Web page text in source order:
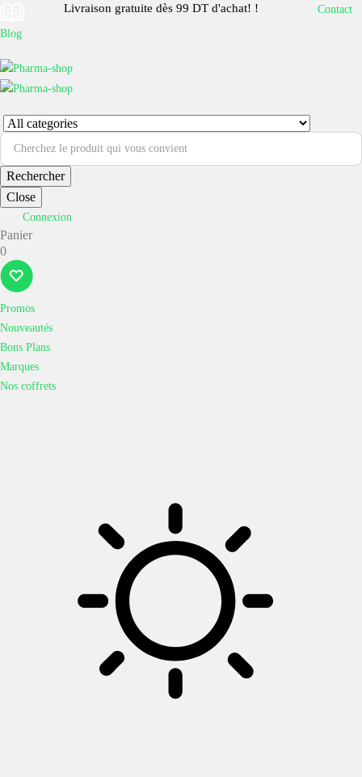
Blog
Livraison gratuite dès 99 DT d'achat! ! Contact
Rechercher
Close
Connexion
Panier
0
Promos
Nouveautés
Bons Plans
Marques
Nos coffrets